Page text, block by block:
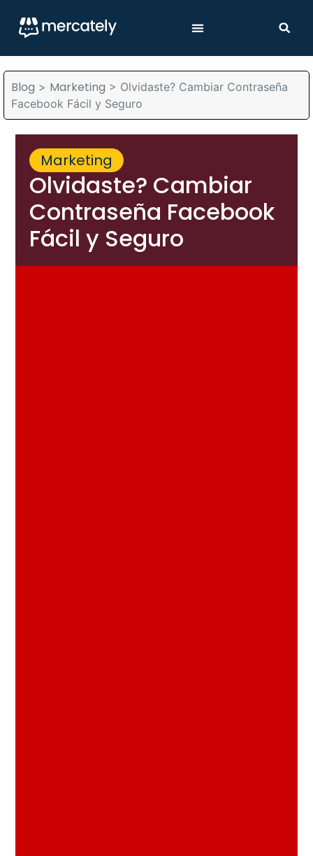
Blog > Marketing > Olvidaste? Cambiar Contraseña
Facebook Fácil y Seguro
Marketing
Olvidaste? Cambiar
Contraseña Facebook
Fácil y Seguro